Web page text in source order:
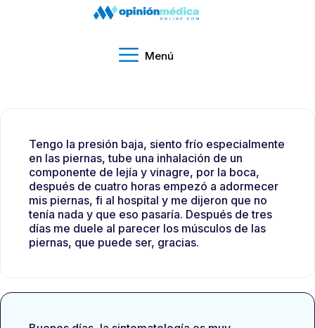
Menú
Tengo la presión baja, siento frío especialmente
en las piernas, tube una inhalación de un
componente de lejía y vinagre, por la boca,
después de cuatro horas empezó a adormecer
mis piernas, fi al hospital y me dijeron que no
tenía nada y que eso pasaría. Después de tres
días me duele al parecer los músculos de las
piernas, que puede ser, gracias.